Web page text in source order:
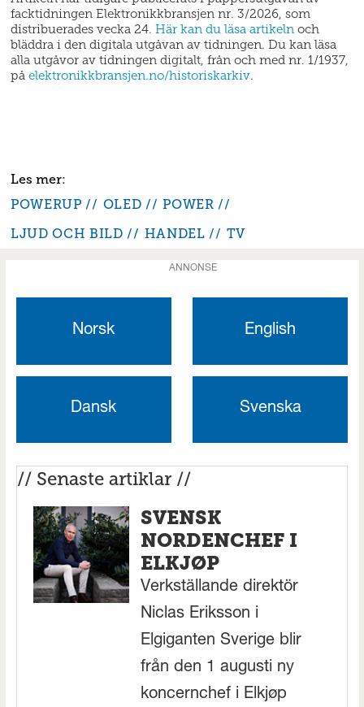
facktidningen Elektronikkbransjen nr. 3/2026, som
distribuerades vecka 24.Här kan du läsa artikeln och
bläddra i den digitala utgåvan av tidningen. Du kan läsa
alla utgåvor av tidningen digitalt, från och med nr. 1/1937,
påelektronikkbransjen.no/historiskarkiv.
POWERUP OLED
POWER
LJUD OCH BILD
HANDEL TV
ANNONSE
Norsk English
Dansk Svenska
// Senaste artiklar //
SVENSK
NORDENCHEF I
ELKJØP
Verkställande direktör
Niclas Eriksson i
Elgiganten Sverige blir
från den 1 augusti ny
koncernchef i Elkjøp